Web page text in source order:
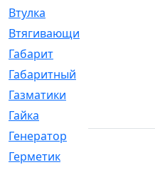
Втулка
Втягивающий
Габарит
Габаритный
Газматики
Гайка
Генератор
Герметик